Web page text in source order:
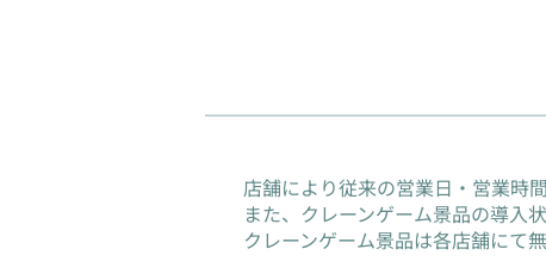
店舗により従来の営業日・営業時
また、クレーンゲーム景品の導入
クレーンゲーム景品は各店舗にて